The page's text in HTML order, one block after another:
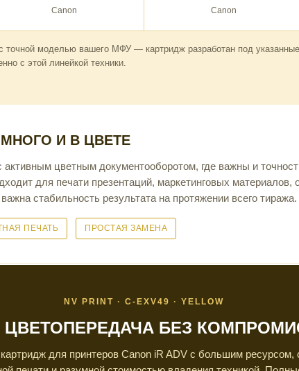
Canon Canon
точной моделью вашего МФУ — картридж разработан под
с этой линейкой техники.
И В ЦВЕТЕ
цветным документооборотом, где важны и
для печати презентаций, маркетинговых материалов,
стабильность результата на протяжении всего тиража.
ПЕЧАТЬ ПРОСТАЯ ЗАМЕНА
NV PRINT · C-EXV49 · YELLOW
ЦВЕТОПЕРЕДАЧА БЕЗ
для принтеров Canon iR ADV с большим ресурсом,